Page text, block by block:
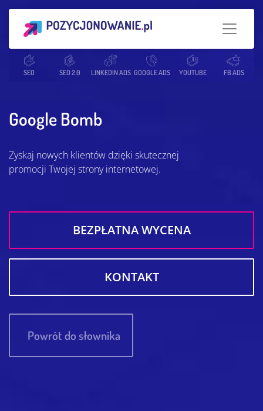
SEO SEO 2.0 LINKEDIN ADS GOOGLE ADS YOUTUBE FB ADS
Strona główna Słowniczek SEO Google Bomb
Google Bomb
Zyskaj nowych klientów dzięki skutecznej
promocji Twojej strony internetowej.
BEZPŁATNA WYCENA
KONTAKT
Powrót do słownika